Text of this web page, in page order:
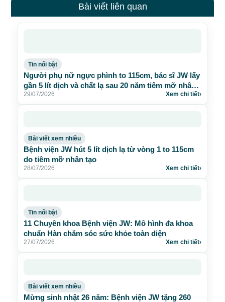
Bài viết liên quan
Tin nổi bật
Người phụ nữ ngực phình to 115cm, bác sĩ JW lấy
gần 5 lít dịch và chất lạ sau 20 năm tiêm mỡ nhân
tạo
29/07/2026 Xem chi tiết›
Bài viết xem nhiều
Bệnh viện JW hút 5 lít dịch lạ từ vòng 1 to 115cm
do tiêm mỡ nhân tạo
28/07/2026 Xem chi tiết›
Tin nổi bật
11 Chuyên khoa Bệnh viện JW: Mô hình đa khoa
chuẩn Hàn chăm sóc sức khỏe toàn diện
27/07/2026 Xem chi tiết›
Bài viết xem nhiều
Mừng sinh nhật 26 năm: Bệnh viện JW tặng 260